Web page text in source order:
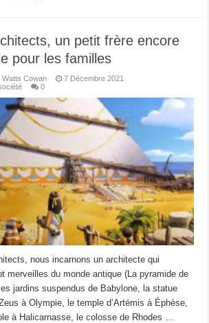
un petit frère encore
pour les familles
Watts Cowan
7 Décembre 2021
0
nous incarnons un architecte qui
merveilles du monde antique (La pyramide de
jardins suspendus de Babylone, la statue
à Olympie, le temple d’Artémis à Éphèse,
à Halicarnasse, le colosse de Rhodes …